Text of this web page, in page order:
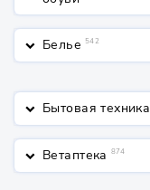
keyboard_arrow_down Белье 542
keyboard_arrow_down Бытовая техника
keyboard_arrow_down Ветаптека 874